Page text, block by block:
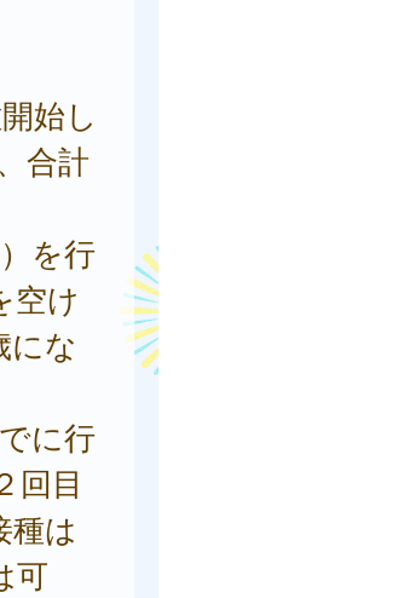
始し
合計
を行
空け
にな
に行
回目
種は
可